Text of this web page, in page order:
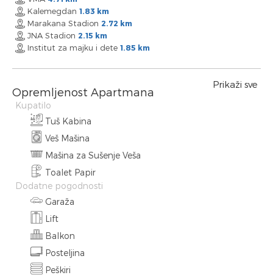
Kalemegdan 1.83 km
Marakana Stadion 2.72 km
JNA Stadion 2.15 km
Institut za majku i dete 1.85 km
Opremljenost Apartmana
Prikaži sve
Kupatilo
Tuš Kabina
Veš Mašina
Mašina za Sušenje Veša
Toalet Papir
Dodatne pogodnosti
Garaža
Lift
Balkon
Posteljina
Peškiri